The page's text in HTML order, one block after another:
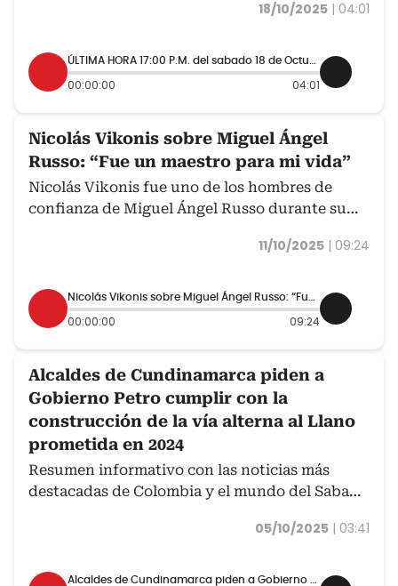
18/10/2025 | 04:01
00:00:00 04:01
Nicolás Vikonis sobre Miguel Ángel
Russo: “Fue un maestro para mi vida”
Nicolás Vikonis fue uno de los hombres de
confianza de Miguel Ángel Russo durante su
argentino vivieron un 2017 de ensueño, en el
2017-II.
11/10/2025 | 09:24
00:00:00 09:24
Alcaldes de Cundinamarca piden a
Gobierno Petro cumplir con la
construcción de la vía alterna al Llano
prometida en 2024
Resumen informativo con las noticias más
destacadas de Colombia y el mundo del Sabado
05/10/2025 | 03:41